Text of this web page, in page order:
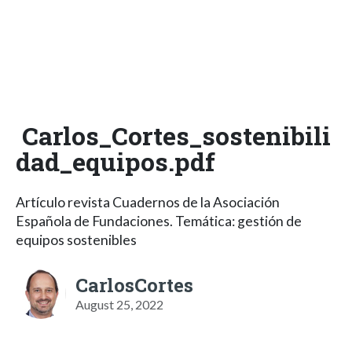
Carlos_Cortes_sostenibili
dad_equipos.pdf
Artículo revista Cuadernos de la Asociación
Española de Fundaciones. Temática: gestión de
equipos sostenibles
CarlosCortes
August 25, 2022